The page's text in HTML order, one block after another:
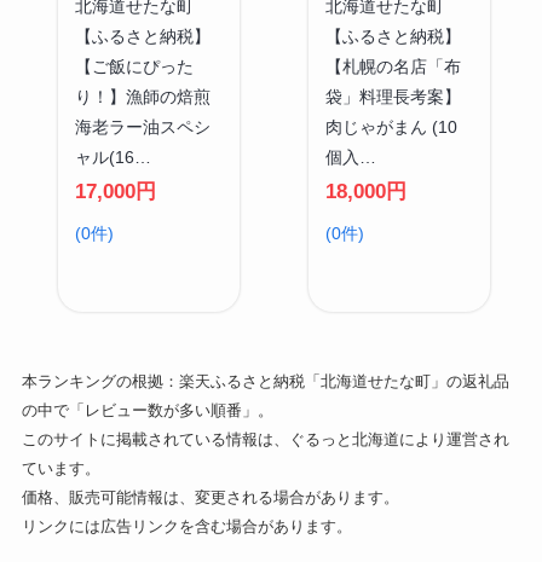
北海道せたな町
【ふるさと納税】
【ご飯にぴった
り！】漁師の焙煎
海老ラー油スペシ
ャル(16…
17,000円
(0件)
北海道せたな町
【ふるさと納税】
【札幌の名店「布
袋」料理長考案】
肉じゃがまん (10
個入…
18,000円
(0件)
本ランキングの根拠：楽天ふるさと納税「北海道せたな町」の返礼品
の中で「レビュー数が多い順番」。
このサイトに掲載されている情報は、ぐるっと北海道により運営され
ています。
価格、販売可能情報は、変更される場合があります。
リンクには広告リンクを含む場合があります。